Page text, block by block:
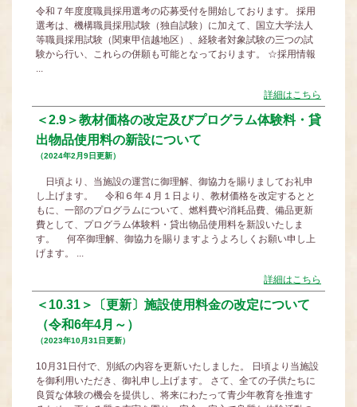
令和７年度度職員採用選考の応募受付を開始しております。 採用
選考は、機構職員採用試験（独自試験）に加えて、国立大学法人
等職員採用試験（関東甲信越地区）、経験者対象試験の三つの試
験から行い、これらの併願も可能となっております。 ☆採用情報
...
詳細はこちら
＜2.9＞教材価格の改定及びプログラム体験料・貸
出物品使用料の新設について
（2024年2月9日更新）
日頃より、当施設の運営に御理解、御協力を賜りましてお礼申
し上げます。 令和６年４月１日より、教材価格を改定するとと
もに、一部のプログラムについて、燃料費や消耗品費、備品更新
費として、プログラム体験料・貸出物品使用料を新設いたしま
す。 何卒御理解、御協力を賜りますようよろしくお願い申し上
げます。 ...
詳細はこちら
＜10.31＞〔更新〕施設使用料金の改定について
（令和6年4月～）
（2023年10月31日更新）
10月31日付で、別紙の内容を更新いたしました。 日頃より当施設
を御利用いただき、御礼申し上げます。 さて、全ての子供たちに
良質な体験の機会を提供し、将来にわたって青少年教育を推進す